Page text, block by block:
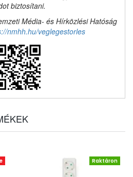
biztosítani.
Média- és Hírközlési Hatóság
nmhh.hu/veglegestorles
Raktáron